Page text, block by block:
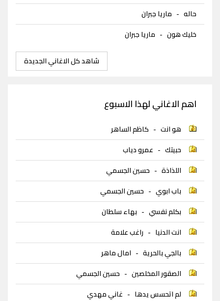
حاله - ماريا جبران
خليك هون - ماريا جبران
شاهد كل الاغاني الجديدة
اهم الاغاني لهذا الاسبوع
هو انت - كاظم الساهر
حبيتك - عمرو دياب
اللذاذة - حسين الجسمي
باب ابوي - حسين الجسمي
بكلم نفسي - بهاء سلطان
انت الدنيا - راغب علامة
بالجي بالحرية - امال ماهر
الصقور المخلصين - حسين الجسمي
لم اتحسس يدها - غاني مهدي